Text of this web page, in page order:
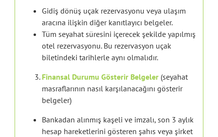
Gidiş dönüş uçak rezervasyonu veya ulaşım
aracına ilişkin diğer kanıtlayıcı belgeler.
Tüm seyahat süresini içerecek şekilde yapılmış
otel rezervasyonu. Bu rezervasyon uçak
biletindeki tarihlerle aynı olmalıdır.
Finansal Durumu Gösterir Belgeler (seyahat
masraflarının nasıl karşılanacağını gösterir
belgeler)
Bankadan alınmış kaşeli ve imzalı, son 3 aylık
hesap hareketlerini gösteren şahıs veya şirket